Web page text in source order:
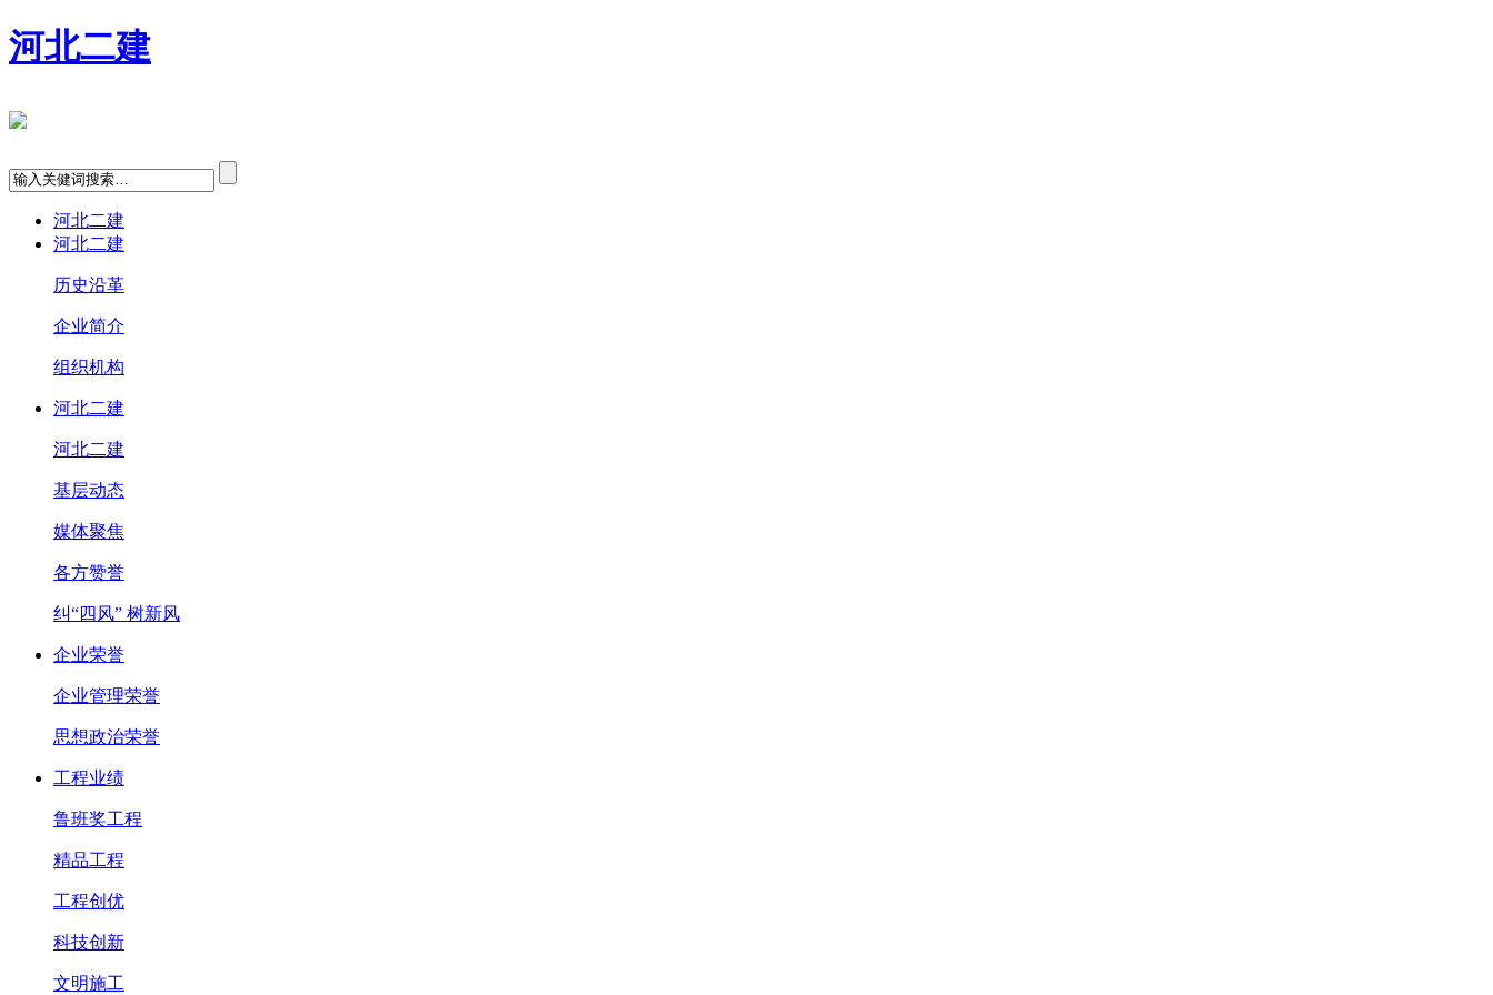
河北二建
河北二建
河北二建
历史沿革
企业简介
组织机构
河北二建
河北二建
基层动态
媒体聚焦
各方赞誉
纠“四风” 树新风
企业荣誉
企业管理荣誉
思想政治荣誉
工程业绩
鲁班奖工程
精品工程
工程创优
科技创新
文明施工